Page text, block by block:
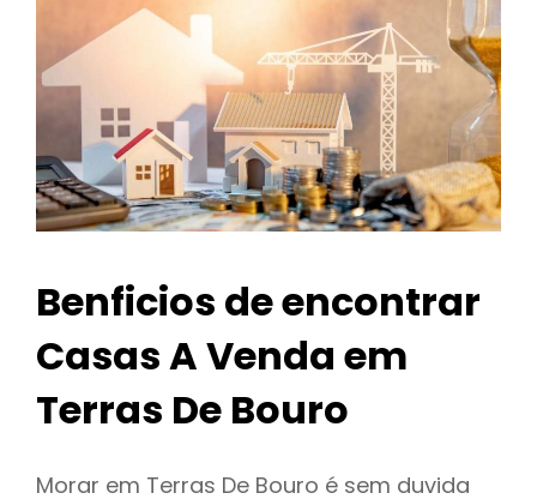
Benficios de encontrar
Casas A Venda em
Terras De Bouro
Morar em Terras De Bouro é sem duvida